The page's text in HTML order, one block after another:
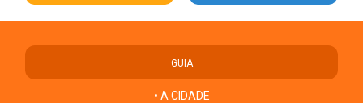
GUIA
• A CIDADE